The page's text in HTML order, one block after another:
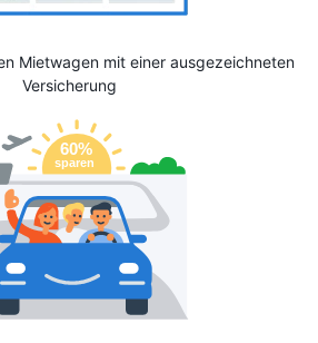
Mietwagen mit einer ausgezeichneten
Versicherung